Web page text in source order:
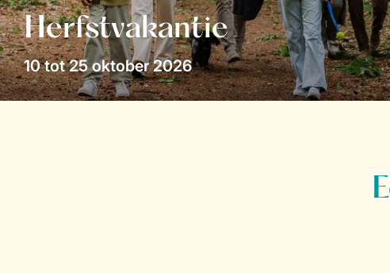
Herfstvakantie
10 tot 25 oktober 2026